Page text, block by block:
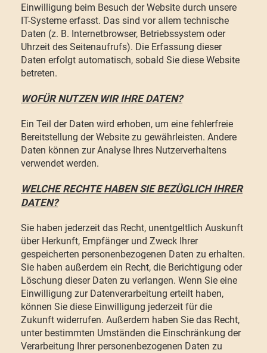
Einwilligung beim Besuch der Website durch unsere
IT-Systeme erfasst. Das sind vor allem technische
Daten (z. B. Internetbrowser, Betriebssystem oder
Uhrzeit des Seitenaufrufs). Die Erfassung dieser
Daten erfolgt automatisch, sobald Sie diese Website
betreten.
WOFÜR NUTZEN WIR IHRE DATEN?
Ein Teil der Daten wird erhoben, um eine fehlerfreie
Bereitstellung der Website zu gewährleisten. Andere
Daten können zur Analyse Ihres Nutzerverhaltens
verwendet werden.
WELCHE RECHTE HABEN SIE BEZÜGLICH IHRER
DATEN?
Sie haben jederzeit das Recht, unentgeltlich Auskunft
über Herkunft, Empfänger und Zweck Ihrer
gespeicherten personenbezogenen Daten zu erhalten.
Sie haben außerdem ein Recht, die Berichtigung oder
Löschung dieser Daten zu verlangen. Wenn Sie eine
Einwilligung zur Datenverarbeitung erteilt haben,
können Sie diese Einwilligung jederzeit für die
Zukunft widerrufen. Außerdem haben Sie das Recht,
unter bestimmten Umständen die Einschränkung der
Verarbeitung Ihrer personenbezogenen Daten zu